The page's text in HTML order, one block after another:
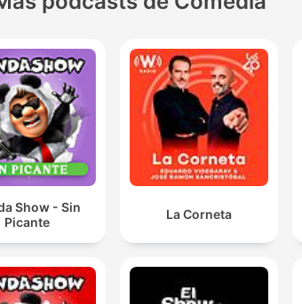
Show - Sin
Picante
La Corneta